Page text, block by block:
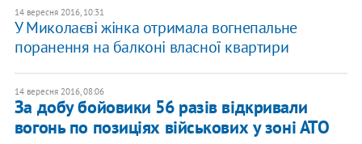
14 вересня 2016, 10:31
У Миколаєві жінка отримала вогнепальне
поранення на балконі власної квартири
14 вересня 2016, 08:06
За добу бойовики 56 разів відкривали
вогонь по позиціях військових у зоні АТО